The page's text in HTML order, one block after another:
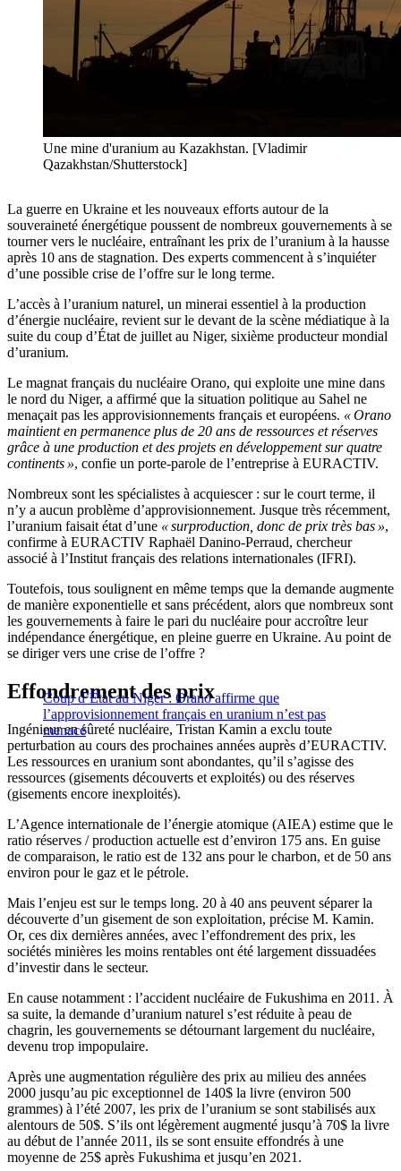
Une mine d'uranium au Kazakhstan. [Vladimir
Qazakhstan/Shutterstock]
La guerre en Ukraine et les nouveaux efforts autour de la
souveraineté énergétique poussent de nombreux gouvernements à se
tourner vers le nucléaire, entraînant les prix de l’uranium à la hausse
après 10 ans de stagnation. Des experts commencent à s’inquiéter
d’une possible crise de l’offre sur le long terme.
L’accès à l’uranium naturel, un minerai essentiel à la production
d’énergie nucléaire, revient sur le devant de la scène médiatique à la
suite du coup d’État de juillet au Niger, sixième producteur mondial
d’uranium.
Le magnat français du nucléaire Orano, qui exploite une mine dans
le nord du Niger, a affirmé que la situation politique au Sahel ne
menaçait pas les approvisionnements français et européens. « Orano
maintient en permanence plus de 20 ans de ressources et réserves
grâce à une production et des projets en développement sur quatre
continents », confie un porte-parole de l’entreprise à EURACTIV.
Nombreux sont les spécialistes à acquiescer : sur le court terme, il
n’y a aucun problème d’approvisionnement. Jusque très récemment,
l’uranium faisait état d’une « surproduction, donc de prix très bas »,
confirme à EURACTIV Raphaël Danino-Perraud, chercheur
associé à l’Institut français des relations internationales (IFRI).
Toutefois, tous soulignent en même temps que la demande augmente
de manière exponentielle et sans précédent, alors que nombreux sont
les gouvernements à faire le pari du nucléaire pour accroître leur
indépendance énergétique, en pleine guerre en Ukraine. Au point de
se diriger vers une crise de l’offre ?
Coup d’État au Niger : Orano affirme que
l’approvisionnement français en uranium n’est pas
menacé
Effondrement des prix
Ingénieur en sûreté nucléaire, Tristan Kamin a exclu toute
perturbation au cours des prochaines années auprès d’EURACTIV.
Les ressources en uranium sont abondantes, qu’il s’agisse des
ressources (gisements découverts et exploités) ou des réserves
(gisements encore inexploités).
L’Agence internationale de l’énergie atomique (AIEA) estime que le
ratio réserves / production actuelle est d’environ 175 ans. En guise
de comparaison, le ratio est de 132 ans pour le charbon, et de 50 ans
environ pour le gaz et le pétrole.
Mais l’enjeu est sur le temps long. 20 à 40 ans peuvent séparer la
découverte d’un gisement de son exploitation, précise M. Kamin.
Or, ces dix dernières années, avec l’effondrement des prix, les
sociétés minières les moins rentables ont été largement dissuadées
d’investir dans le secteur.
En cause notamment : l’accident nucléaire de Fukushima en 2011. À
sa suite, la demande d’uranium naturel s’est réduite à peau de
chagrin, les gouvernements se détournant largement du nucléaire,
devenu trop impopulaire.
Après une augmentation régulière des prix au milieu des années
2000 jusqu’au pic exceptionnel de 140$ la livre (environ 500
grammes) à l’été 2007, les prix de l’uranium se sont stabilisés aux
alentours de 50$. S’ils ont légèrement augmenté jusqu’à 70$ la livre
au début de l’année 2011, ils se sont ensuite effondrés à une
moyenne de 25$ après Fukushima et jusqu’en 2021.